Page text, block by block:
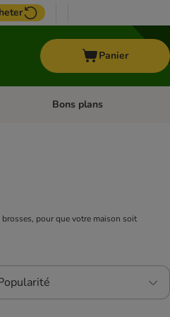
Panier
Cheval Dérouler les catégories: Top
Bons plans
brosses, pour que votre maison soit